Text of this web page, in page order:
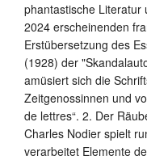
phantastische Literatur
2024 erscheinenden
Erstübersetzung des
(1928) der
amüsiert sich die
Zeitgenossinnen und
de lettres“. 2. Der
Charles Nodier spielt
verarbeitet Elemente